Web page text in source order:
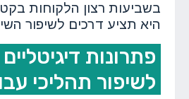
בשביעות רצון הלקוחות
היא תציע דרכים לשיפור
פתרונות
לשיפור תהליכי